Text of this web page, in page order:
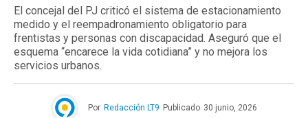
El concejal del PJ criticó el sistema de estacionamiento
medido y el reempadronamiento obligatorio para
frentistas y personas con discapacidad. Aseguró que el
esquema “encarece la vida cotidiana” y no mejora los
servicios urbanos.
Por Redacción LT9 Publicado 30 junio, 2026